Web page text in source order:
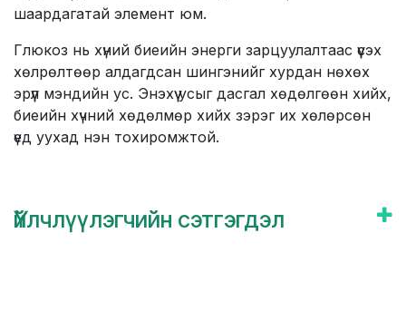
шаардагатай элемент юм.
Глюкоз нь хүний биеийн энерги зарцуулалтаас үүсэх
хөлрөлтөөр алдагдсан шингэнийг хурдан нөхөх
эрүүл мэндийн ус. Энэхүү усыг дасгал хөдөлгөөн хийх,
биеийн хүчний хөдөлмөр хийх зэрэг их хөлөрсөн
үед уухад нэн тохиромжтой.
Үйлчлүүлэгчийн сэтгэгдэл